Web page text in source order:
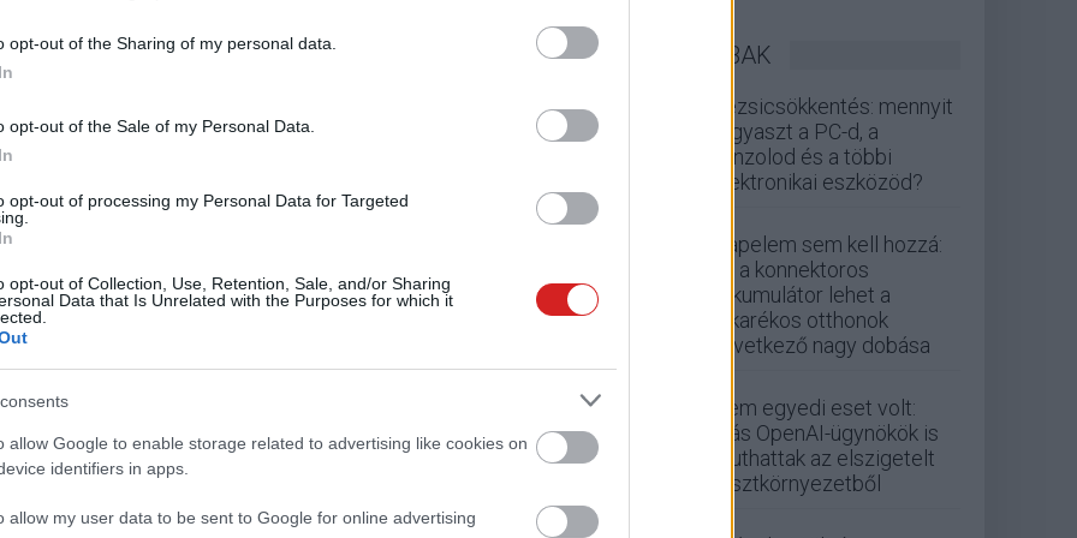
opt-out of the Sharing of my personal data.
opt-out of the Sale of my Personal Data.
opt-out of processing my Personal Data for Targeted
opt-out of Collection, Use, Retention, Sale, and/or Sharing
Data that Is Unrelated with the Purposes for which it
allow Google to enable storage related to advertising like cookies on
identifiers in apps.
allow my user data to be sent to Google for online advertising
One Ui 8-at
19:14
Z Fold7 teszt - szép, jó, lapos,
legújabb összehajtható telefonját, amely kihoz
LEGOLVASOTTABBAK
Rezsicsökkentés: mennyit
fogyaszt a PC-d, a
konzolod és a többi
elektronikai eszközöd?
Napelem sem kell hozzá:
ez a konnektoros
akkumulátor lehet a
takarékos otthonok
következő nagy dobása
Nem egyedi eset volt:
más OpenAI-ügynökök is
kijuthattak az elszigetelt
tesztkörnyezetből